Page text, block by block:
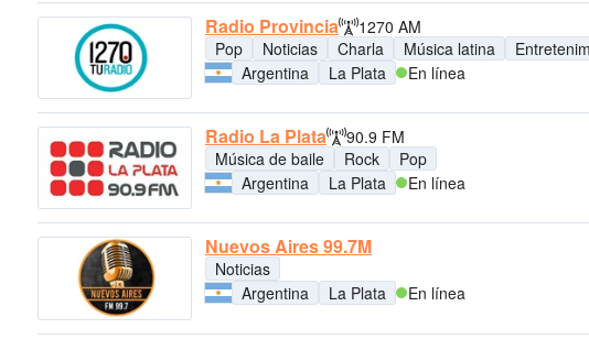
Radio Provincia
1270 AM
Pop
Noticias Charla Música latina
Argentina
La Plata En línea
Radio La Plata
90.9 FM
Música de baile
Rock
Pop
Argentina
La Plata En línea
Nuevos Aires 99.7M
Noticias
Argentina
La Plata En línea